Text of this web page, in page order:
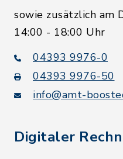
sowie zusätzlich am
14:00 - 18:00 Uhr
04393 9976-0
04393 9976-50
info@amt-
Digitaler